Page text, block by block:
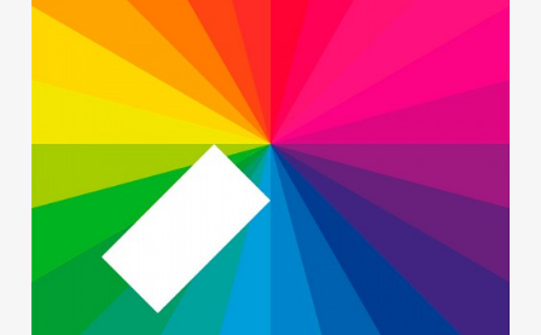
Cover Story
Publicidad
Contacto
Aviso Legal